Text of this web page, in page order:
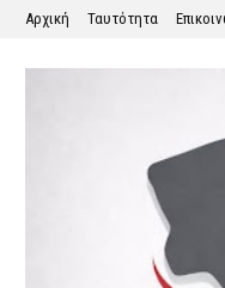
Αρχική Ταυτότητα